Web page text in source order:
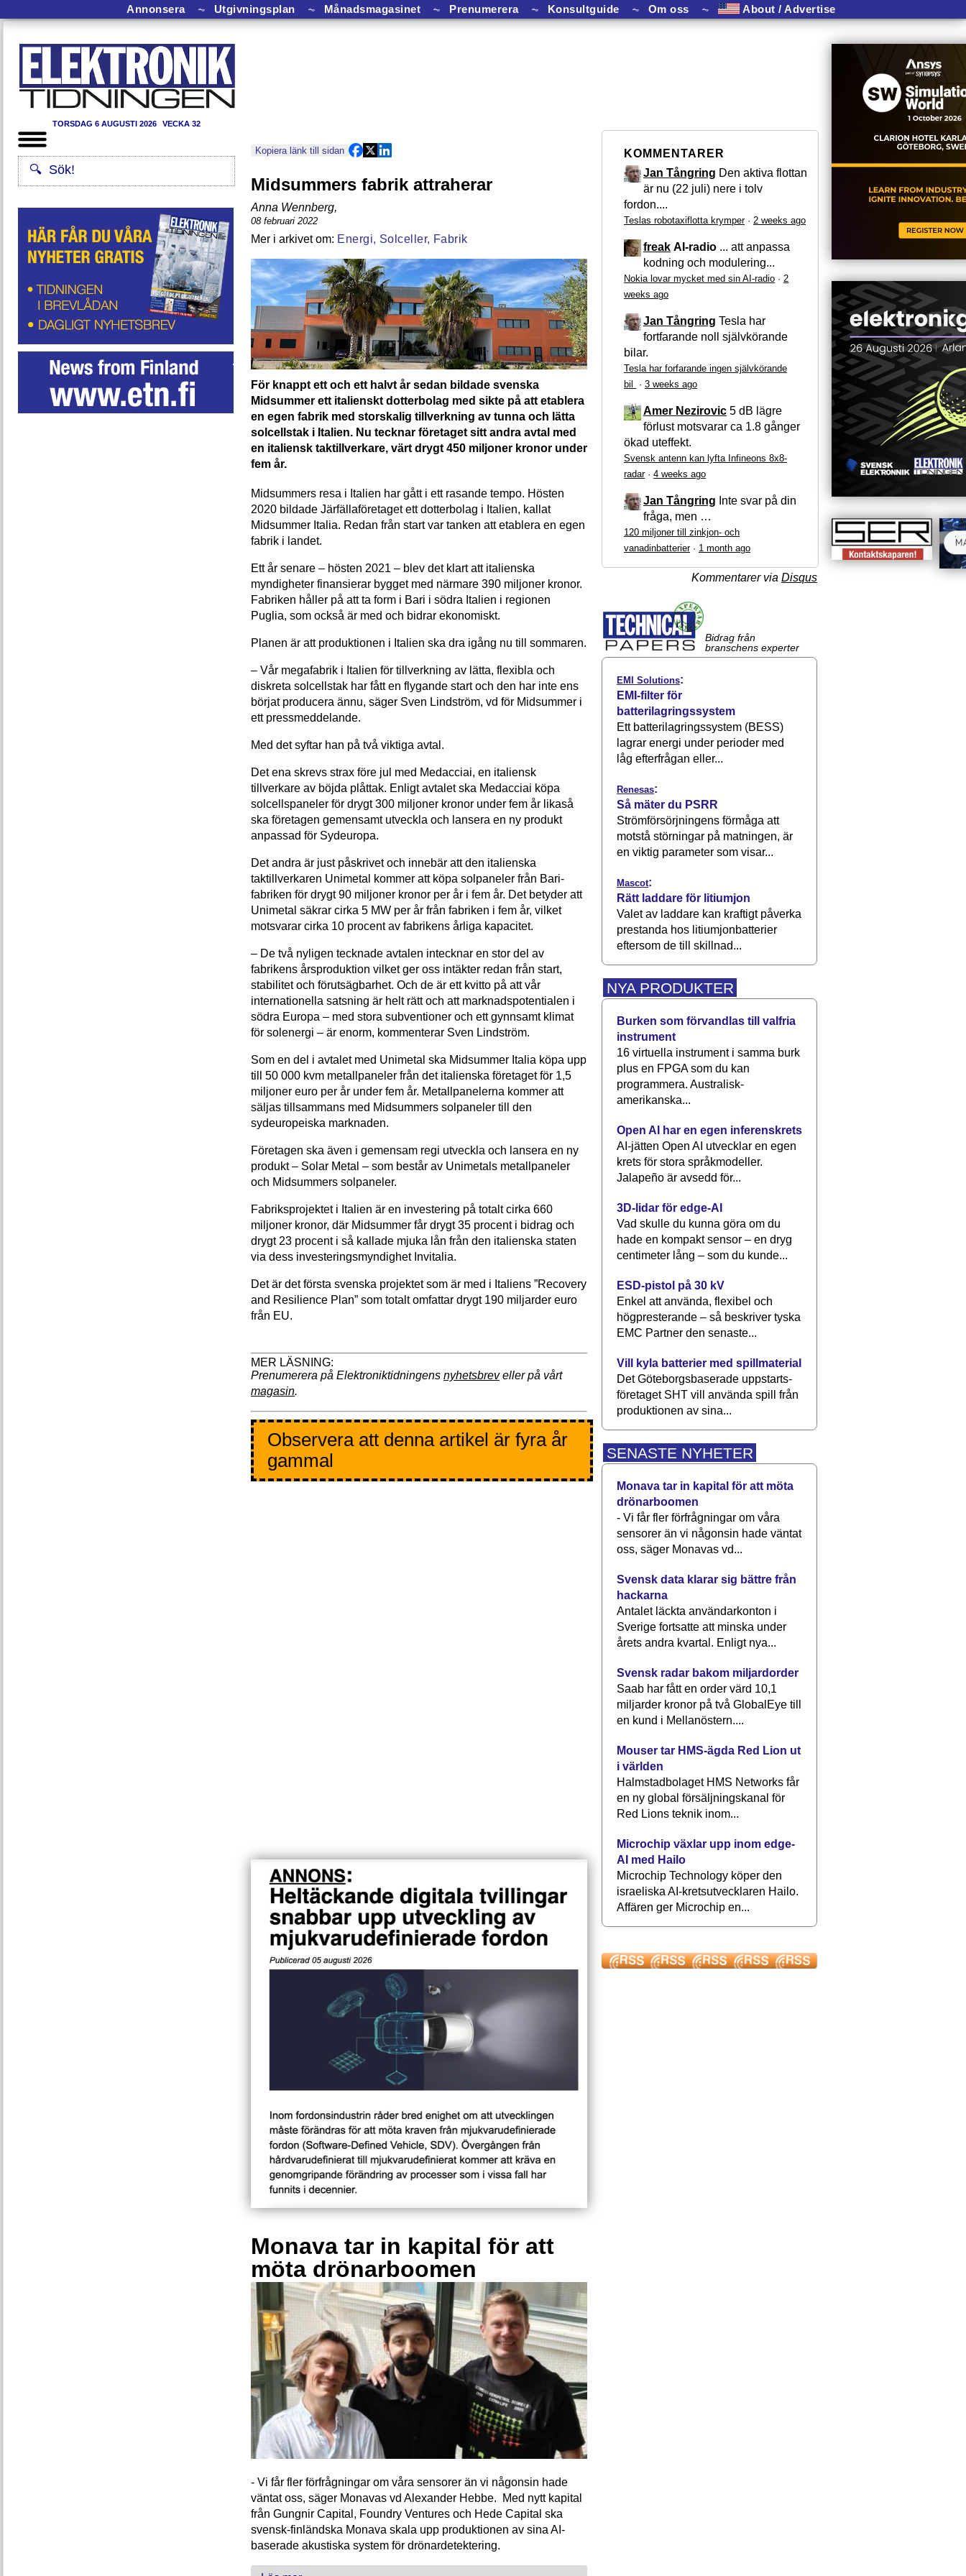
Annonsera ⏦ Utgivningsplan ⏦ Månadsmagasinet ⏦ Prenumerera ⏦ Konsultguide ⏦ Om oss ⏦ About / Advertise
TORSDAG 6 AUGUSTI 2026 VECKA 32
Kopiera länk till sidan
Midsummers fabrik attraherar
Anna Wennberg,
08 februari 2022
Energi, Solceller, Fabrik
För knappt ett och ett halvt år sedan bildade svenska
Midsummer ett italienskt dotterbolag med sikte på att etablera
en egen fabrik med storskalig tillverkning av tunna och lätta
solcellstak i Italien. Nu tecknar företaget sitt andra avtal med
en italiensk taktillverkare, värt drygt 450 miljoner kronor under
fem år.
Midsummers resa i Italien har gått i ett rasande tempo. Hösten
2020 bildade Järfällaföretaget ett dotterbolag i Italien, kallat
Midsummer Italia. Redan från start var tanken att etablera en egen
fabrik i landet.
Ett år senare – hösten 2021 – blev det klart att italienska
myndigheter finansierar bygget med närmare 390 miljoner kronor.
Fabriken håller på att ta form i Bari i södra Italien i regionen
Puglia, som också är med och bidrar ekonomiskt.
Planen är att produktionen i Italien ska dra igång nu till sommaren.
– Vår megafabrik i Italien för tillverkning av lätta, flexibla och
diskreta solcellstak har fått en flygande start och den har inte ens
börjat producera ännu, säger Sven Lindström, vd för Midsummer i
ett pressmeddelande.
Med det syftar han på två viktiga avtal.
Det ena skrevs strax före jul med Medacciai, en italiensk
tillverkare av böjda plåttak. Enligt avtalet ska Medacciai köpa
solcellspaneler för drygt 300 miljoner kronor under fem år likaså
ska företagen gemensamt utveckla och lansera en ny produkt
anpassad för Sydeuropa.
Det andra är just påskrivet och innebär att den italienska
taktillverkaren Unimetal kommer att köpa solpaneler från Bari-
fabriken för drygt 90 miljoner kronor per år i fem år. Det betyder att
Unimetal säkrar cirka 5 MW per år från fabriken i fem år, vilket
motsvarar cirka 10 procent av fabrikens årliga kapacitet.
– De två nyligen tecknade avtalen intecknar en stor del av
fabrikens årsproduktion vilket ger oss intäkter redan från start,
stabilitet och förutsägbarhet. Och de är ett kvitto på att vår
internationella satsning är helt rätt och att marknadspotentialen i
södra Europa – med stora subventioner och ett gynnsamt klimat
för solenergi – är enorm, kommenterar Sven Lindström.
Som en del i avtalet med Unimetal ska Midsummer Italia köpa upp
till 50 000 kvm metallpaneler från det italienska företaget för 1,5
miljoner euro per år under fem år. Metallpanelerna kommer att
säljas tillsammans med Midsummers solpaneler till den
sydeuropeiska marknaden.
Företagen ska även i gemensam regi utveckla och lansera en ny
produkt – Solar Metal – som består av Unimetals metallpaneler
och Midsummers solpaneler.
Fabriksprojektet i Italien är en investering på totalt cirka 660
miljoner kronor, där Midsummer får drygt 35 procent i bidrag och
drygt 23 procent i så kallade mjuka lån från den italienska staten
via dess investeringsmyndighet Invitalia.
Det är det första svenska projektet som är med i Italiens ”Recovery
and Resilience Plan” som totalt omfattar drygt 190 miljarder euro
från EU.
Prenumerera på Elektroniktidningens nyhetsbreveller på vårt
magasin.
Observera att denna artikel är fyra år
gammal
Monava tar in kapital för att
möta drönarboomen
- Vi får fler förfrågningar om våra sensorer än vi någonsin hade
väntat oss, säger Monavas vd Alexander Hebbe. Med nytt kapital
från Gungnir Capital, Foundry Ventures och Hede Capital ska
svensk-finländska Monava skala upp produktionen av sina AI-
baserade akustiska system för drönardetektering.
KOMMENTARER
Jan Tångring Den aktiva flottan
är nu (22 juli) nere i tolv
fordon....
Teslas robotaxiflotta krymper· 2 weeks ago
freak AI-radio ... att anpassa
kodning och modulering...
Nokia lovar mycket med sin AI-radio · 2
weeks ago
Jan Tångring Tesla har
fortfarande noll självkörande
bilar.
Tesla har forfarande ingen självkörande
bil
· 3 weeks ago
Amer Nezirovic 5 dB lägre
förlust motsvarar ca 1.8 gånger
ökad uteffekt.
Svensk antenn kan lyfta Infineons 8x8-
radar· 4 weeks ago
Jan Tångring Inte svar på din
fråga, men …
120 miljoner till zinkjon- och
vanadinbatterier· 1 month ago
Kommentarer via Disqus
Bidrag från
branschens experter
EMI Solutions:
EMI-filter för
batterilagringssystem
Ett batterilagringssystem (BESS)
lagrar energi under perioder med
låg efterfrågan eller...
Renesas:
Så mäter du PSRR
Strömförsörjningens förmåga att
motstå störningar på matningen, är
en viktig parameter som visar...
Mascot:
Rätt laddare för litiumjon
Valet av laddare kan kraftigt påverka
prestanda hos litiumjonbatterier
eftersom de till skillnad...
NYA PRODUKTER
Burken som förvandlas till valfria
instrument
16 virtuella instrument i samma burk
plus en FPGA som du kan
programmera. Australisk-
amerikanska...
Open AI har en egen inferenskrets
AI-jätten Open AI utvecklar en egen
krets för stora språkmodeller.
Jalapeño är avsedd för...
3D-lidar för edge-AI
Vad skulle du kunna göra om du
hade en kompakt sensor – en dryg
centimeter lång – som du kunde...
ESD-pistol på 30 kV
Enkel att använda, flexibel och
högpresterande – så beskriver tyska
EMC Partner den senaste...
Vill kyla batterier med spillmaterial
Det Göteborgsbaserade upp­starts­
företaget SHT vill använda spill från
produktionen av sina...
SENASTE NYHETER
Monava tar in kapital för att möta
drönarboomen
- Vi får fler förfrågningar om våra
sensorer än vi någonsin hade väntat
oss, säger Monavas vd...
Svensk data klarar sig bättre från
hackarna
Antalet läckta användarkonton i
Sverige fortsatte att minska under
årets andra kvartal. Enligt nya...
Svensk radar bakom miljardorder
Saab har fått en order värd 10,1
miljarder kronor på två GlobalEye till
en kund i Mellanöstern....
Mouser tar HMS-ägda Red Lion ut
i världen
Halmstadbolaget HMS Networks får
en ny global försäljningskanal för
Red Lions teknik inom...
Microchip växlar upp inom edge-
AI med Hailo
Microchip Technology köper den
israeliska AI-kretsutvecklaren Hailo.
Affären ger Microchip en...